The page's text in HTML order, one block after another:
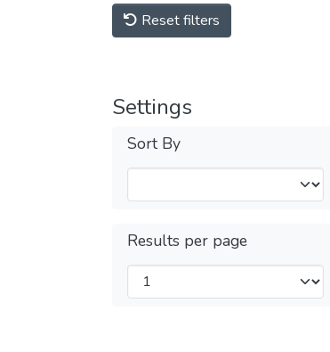
Reset filters
Settings
Sort By
Results per page